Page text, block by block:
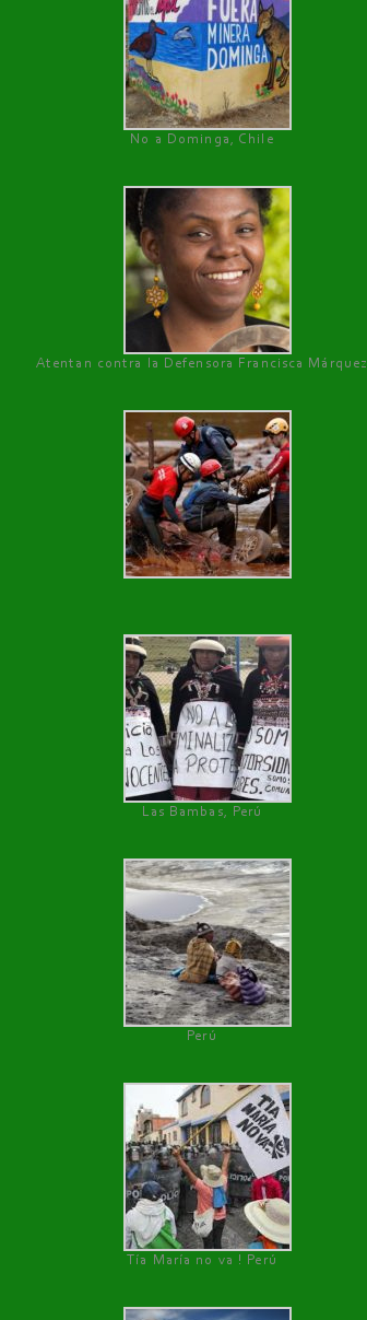
No a Dominga, Chile
Atentan contra la Defensora Francisca Márquez
Las Bambas, Perú
Perú
Tía María no va ! Perú